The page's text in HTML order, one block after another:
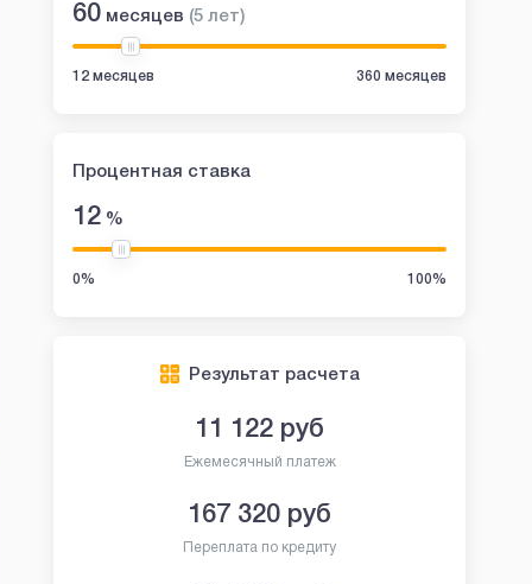
60 месяцев (5 лет)
12 месяцев 360 месяцев
Процентная ставка
12 %
0% 100%
Результат расчета
11 122 руб
Ежемесячный платеж
167 320 руб
Переплата по кредиту